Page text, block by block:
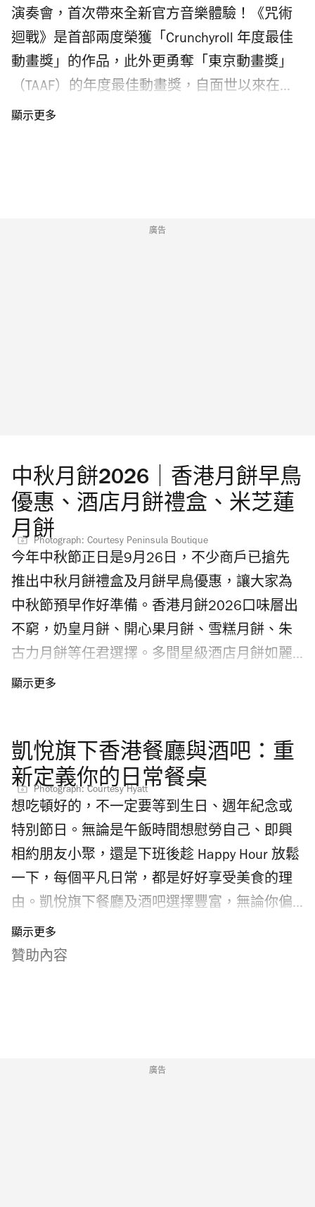
每款除了列出材料之外，也特別標明酒精成
分，讓大家一目了然。我們試了多款招牌雞尾
酒，推介：Yuzushu Iced tea（$130） 以波本威
士忌做基底，混合柚子酒、紅茶及沖繩黑糖，
酒精含量20%，入口茶味及威士忌味都好突
含量10%，加入伏特加、菠蘿、黃椒、羅勒及
43-55號 繼續看： Chiikawa 香港展覽活動大集
合2026 GD 小雛菊 Peaceminusone《反斗奇
兵》香港限定店懶人包 《Cats》音樂劇世界巡
演香港站 尖沙咀海港城與迪士尼和 Pixar 合作
舉辦首個「Pixar Fest」 闊別25年！日本雜貨品
牌 Loft 重返香港開設一年期間限定店 澳洲藝術
家 Cj Hendry 花店香港旗艦店八月開幕 實體店
發售超人氣毛絨花
演奏會，首次帶來全新官方音樂體驗！《咒術
迴戰》是首部兩度榮獲「Crunchyroll 年度最佳
動畫獎」的作品，此外更勇奪「東京動畫獎」
（TAAF）的年度最佳動畫獎，自面世以來在日
本及全球掀起熱潮，今次在香港帶來亞洲首演
在當日下午3時及晚上8時舉行，時長約2.5小時
谷事變」等經典瞬間，以嶄新方式重現在觀眾
眼前，大家萬勿錯過這個震撼人心的體驗。 即
日至10月10日，Animate HK 店舖推廣活動將會
在店內展示大量《咒術迴戰》精品，並舉辦展
銷會及簽到活動；八月至十月，旺角 T.O.P 商場
二樓舞台將會設置打卡背景板。 《咒術迴戰》
音樂會香港門票票價多少？門票公開發售日期
是何時？（附購票連結） 今次《咒術迴戰》音
樂會香港門票票價分為C 區$480、B 區$680、
A 區$880及 VIP 門票$1080。《咒術迴戰》音
情可瀏覽活動官方網站。 繼續看： Chiikawa 香
港展覽活動大集合2026 GD 小雛菊
Peaceminusone《反斗奇兵》香港限定店懶人包
《Cats》音樂劇世界巡演香港站
廣告
中秋月餅2026｜香港月餅早鳥
優惠、酒店月餅禮盒、米芝蓮
月餅Photograph: Courtesy Peninsula Boutique
今年中秋節正日是9月26日，不少商戶已搶先
推出中秋月餅禮盒及月餅早鳥優惠，讓大家為
中秋節預早作好準備。香港月餅2026口味層出
不窮，奶皇月餅、開心果月餅、雪糕月餅、朱
古力月餅等任君選擇。多間星級酒店月餅如麗
晶酒店、半島酒店、香格里拉酒店也推陳出
蛋黃月餅支持者，還是偏愛創新口味月餅，以
下2026中秋月餅推介總有一款適合你和摯愛家
人一起分享，立即趁早鳥優惠預訂中秋月餅送
禮自用吧！
凱悅旗下香港餐廳與酒吧：重
新定義你的日常餐桌
Photograph: Courtesy Hyatt
想吃頓好的，不一定要等到生日、週年紀念或
特別節日。無論是午飯時間想慰勞自己、即興
相約朋友小聚，還是下班後趁 Happy Hour 放鬆
一下，每個平凡日常，都是好好享受美食的理
由。凱悅旗下餐廳及酒吧選擇豐富，無論你偏
好哪種口味或聚會場合，總有一間合你心意。
香港四間凱悅酒店匯聚多元化的特色餐飲選
廳及酒吧作合資格消費，即可賺取雙倍積分，
贊助內容
廣告